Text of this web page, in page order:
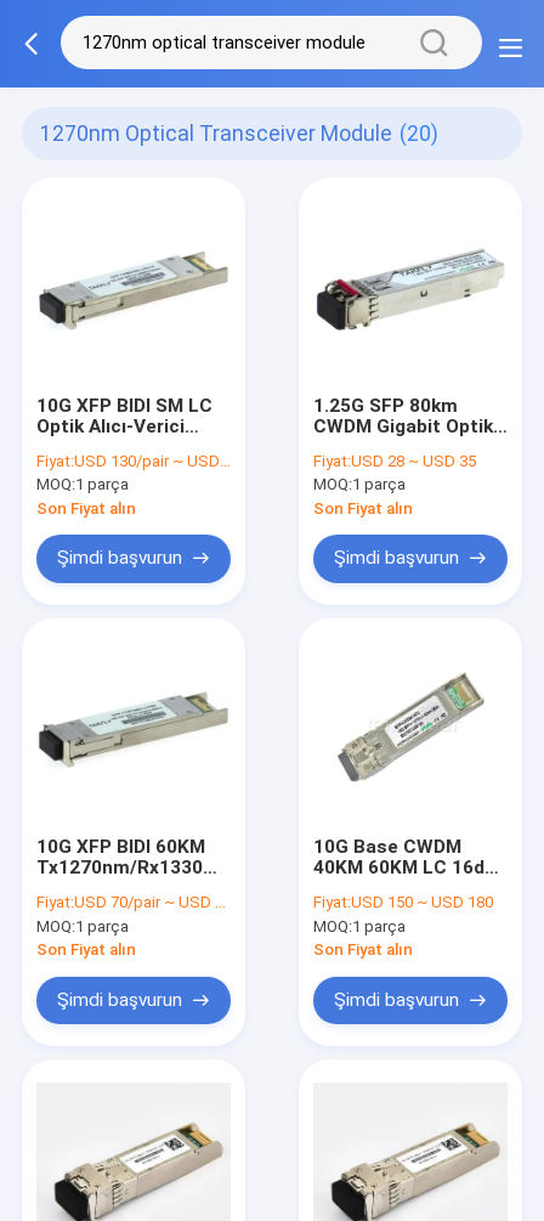
1270nm Optical Transceiver Module (20)
10G XFP BIDI SM LC
Optik Alıcı-Verici
1270nm 1330nm
Fiyat:USD 130/pair ~ USD 180/pair
MOQ:1 parça
Son Fiyat alın
Şimdi başvurun
1.25G SFP 80km
CWDM Gigabit Optik
1270nm 1610nm DFB
DDMI
Fiyat:USD 28 ~ USD 35
MOQ:1 parça
Son Fiyat alın
Şimdi başvurun
10G XFP BIDI 60KM
Tx1270nm/Rx1330
Modülü
Tx1330nm/Rx1270
Fiyat:USD 70/pair ~ USD 90/pair
MOQ:1 parça
Son Fiyat alın
Şimdi başvurun
10G Base CWDM
40KM 60KM LC 16dB
1270nm 1610nm
10Gbps SFP+ Alıcı-
Verici Modülü
Fiyat:USD 150 ~ USD 180
MOQ:1 parça
Son Fiyat alın
Şimdi başvurun